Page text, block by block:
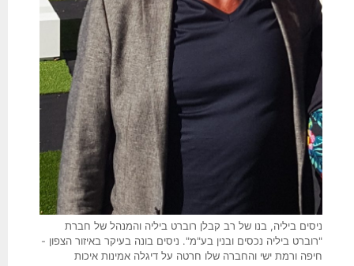
ניסים ביליה, בנו של רב קבלן רוברט ביליה והמנהל של חברת
"רוברט ביליה נכסים ובנין בע"מ". ניסים בונה בעיקר באיזור הצפון -
חיפה ורמת ישי והחברה שלו חרטה על דיגלה אמינות איכות